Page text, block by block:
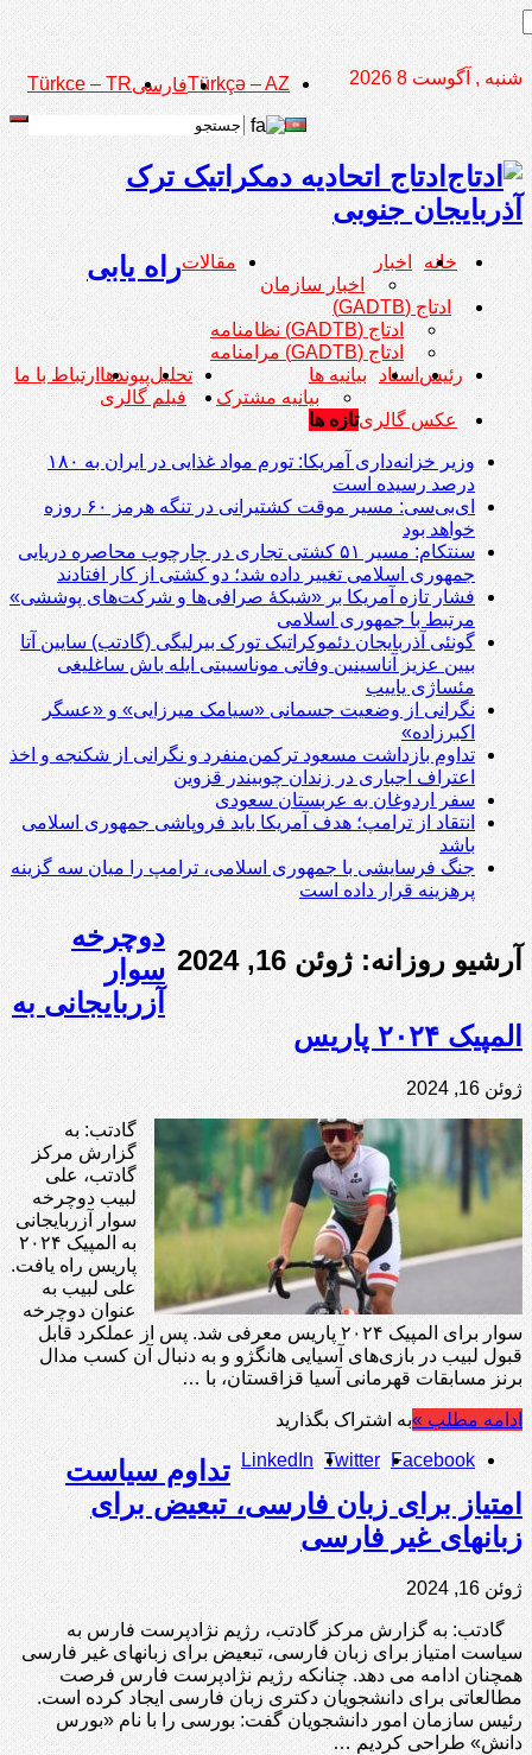
شنبه , آگوست 8 2026 Türkçə – AZفارسیTürkce – TR
ادتاج اتحادیه دمکراتیک ترک
آذربایجان جنوبی
خانه
اخبار
اخبار سازمان
مقالات
ادتاج (GADTB)
ادتاج (GADTB) نظامنامه
ادتاج (GADTB) مرامنامه
رئیس اسناد
بیانیه ها
بیانیه مشترک
تحلیلپیوندها ارتباط با ما
فیلم گالری
عکس گالریتازه ها
وزیر خزانه‌داری آمریکا: تورم مواد غذایی در ایران به ۱۸۰
درصد رسیده است
ای‌بی‌سی: مسیر موقت کشتیرانی در تنگه هرمز ۶۰ روزه
خواهد بود
سنتکام: مسیر ۵۱ کشتی تجاری در چارچوب محاصره دریایی
جمهوری اسلامی تغییر داده شد؛ دو کشتی از کار افتادند
فشار تازه آمریکا بر «شبکۀ صرافی‌ها و شرکت‌های پوششی»
مرتبط با جمهوری اسلامی
گونئی آذربایجان دئموکراتیک تورک بیرلیگی (گادتب) سایین آتا
بیین عزیز آناسینین وفاتی موناسیبتی ایله باش ساغلیغی
مئساژی یاییب
نگرانی از وضعیت جسمانی «سیامک میرزایی» و «عسگر
اکبرزاده»
تداوم بازداشت مسعود ترکمن‌منفرد و نگرانی از شکنجه و اخذ
اعتراف اجباری در زندان چوبیندر قزوین
سفر اردوغان به عربستان‌ سعودی
انتقاد از ترامپ؛ هدف آمریکا باید فروپاشی جمهوری اسلامی
باشد
جنگ فرسایشی با جمهوری اسلامی، ترامپ را میان سه گزینه
پرهزینه قرار داده است
آرشیو روزانه:ژوئن 16, 2024
راه یابی
دوچرخه
سوار
آزربایجانی به
المپیک ۲۰۲۴ پاریس
ژوئن 16, 2024
گادتب: به
گزارش مرکز
گادتب، علی
لبیب دوچرخه
سوار آزربایجانی
به المپیک ۲۰۲۴
پاریس راه یافت.
علی لبیب به
عنوان دوچرخه
سوار برای المپیک ۲۰۲۴ پاریس معرفی شد. پس از عملکرد قابل
قبول لبیب در بازی‌های آسیایی هانگژو و به دنبال آن کسب مدال
برنز مسابقات قهرمانی آسیا قزاقستان، با …
ادامه مطلب »به اشتراک بگذارید
Facebook
Twitter
LinkedIn
تداوم سیاست
امتیاز برای زبان فارسی، تبعیض برای
زبانهای غیر فارسی
ژوئن 16, 2024
گادتب: به گزارش مرکز گادتب، رژیم نژادپرست فارس به
سیاست امتیاز برای زبان فارسی، تبعیض برای زبانهای غیر فارسی
همچنان ادامه می دهد. چنانکه رژیم نژادپرست فارس فرصت
مطالعاتی برای دانشجویان دکتری زبان فارسی ایجاد کرده است.
رئیس سازمان امور دانشجویان گفت: بورسی را با نام «بورس
دانش» طراحی کردیم …